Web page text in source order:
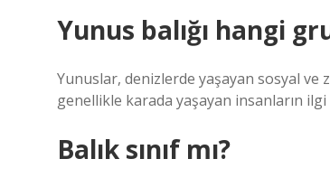
Yunus balığı hangi
Yunuslar, denizlerde yaşayan sosyal
genellikle karada yaşayan insanların ilgi
Balık sınıf mı?